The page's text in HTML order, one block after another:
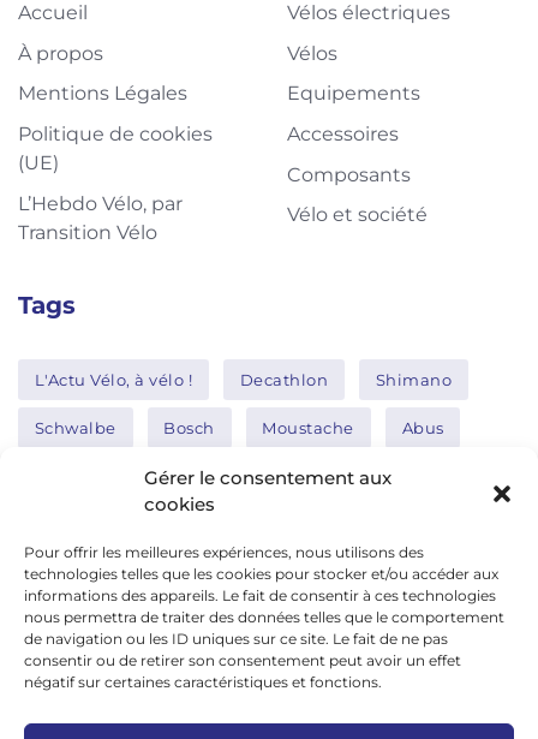
Gérer le consentement aux
cookies
Pour offrir les meilleures expériences, nous utilisons des
technologies telles que les cookies pour stocker et/ou accéder aux
informations des appareils. Le fait de consentir à ces technologies
nous permettra de traiter des données telles que le comportement
de navigation ou les ID uniques sur ce site. Le fait de ne pas
consentir ou de retirer son consentement peut avoir un effet
négatif sur certaines caractéristiques et fonctions.
Accueil
À propos
Mentions Légales
Politique de cookies
(UE)
L’Hebdo Vélo, par
Transition Vélo
Vélos électriques
Vélos
Equipements
Accessoires
Composants
Vélo et société
Tags
L'Actu Vélo, à vélo ! Decathlon Shimano
Schwalbe Bosch Moustache Abus
Thule Nakamura
Réseaux sociaux
google news
facebook
twitter